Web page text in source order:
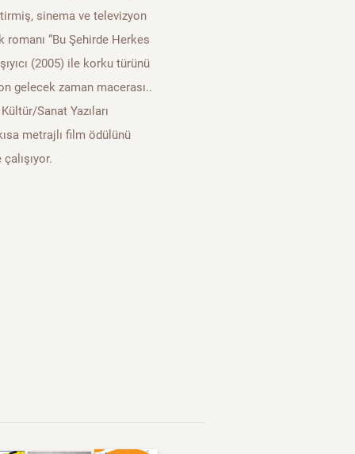
sinema ve televizyon
romanı “Bu Şehirde Herkes
(2005) ile korku türünü
gelecek zaman macerası..
Sanat Yazıları
metrajlı film ödülünü